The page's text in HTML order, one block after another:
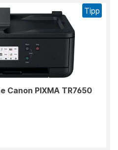
Tipp
Canon PIXMA TR7650